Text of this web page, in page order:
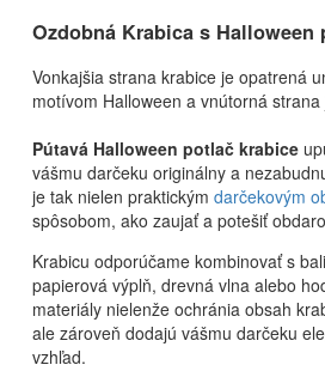
Ozdobná Krabica s Halloween
Vonkajšia strana krabice je opatrená
motívom Halloween a vnútorná strana
Pútavá Halloween potlač krabice
vášmu darčeku originálny a
je tak nielen praktickým darčekovým
spôsobom, ako zaujať a potešiť
Krabicu odporúčame kombinovať s
papierová výplň, drevná vlna alebo
materiály nielenže ochránia obsah
ale zároveň dodajú vášmu darčeku
vzhľad.